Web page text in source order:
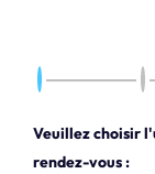
Veuillez choisir
rendez-vous :